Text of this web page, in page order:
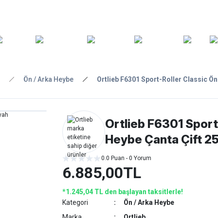
AKSESUARLAR ASKI/TAŞIMA TAMİR/BAKIM
Ön / Arka Heybe Ortlieb F6301 Sport-Roller Classic
Ortlieb F6301
Heybe Çanta Çift
0.0 Puan - 0 Yorum
6.885,00TL
*1.245,04 TL den başlayan taksitlerle!
Kategori
Ön / Arka Heybe